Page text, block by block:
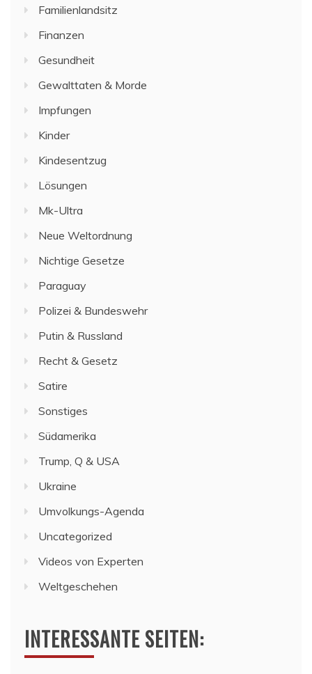
Familienlandsitz
Finanzen
Gesundheit
Gewalttaten & Morde
Impfungen
Kinder
Kindesentzug
Lösungen
Mk-Ultra
Neue Weltordnung
Nichtige Gesetze
Paraguay
Polizei & Bundeswehr
Putin & Russland
Recht & Gesetz
Satire
Sonstiges
Südamerika
Trump, Q & USA
Ukraine
Umvolkungs-Agenda
Uncategorized
Videos von Experten
Weltgeschehen
INTERESSANTE SEITEN: